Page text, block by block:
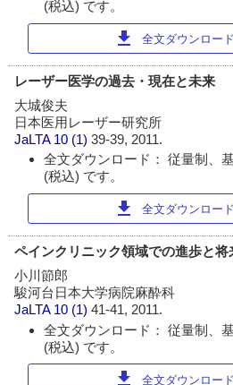
(税込) です。
download 全文ダウンロー
レーザー医学の過去・現在と未来
大城俊夫
日本医用レーザー研究所
JaLTA 10 (1)39-39, 2011.
全文ダウンロード： 従量制、
(税込) です。
download 全文ダウンロー
ペインクリニック領域での進歩と将
小川節郎
駿河台日本大学病院麻酔科
JaLTA 10 (1)41-41, 2011.
全文ダウンロード： 従量制、
(税込) です。
download 全文ダウンロー